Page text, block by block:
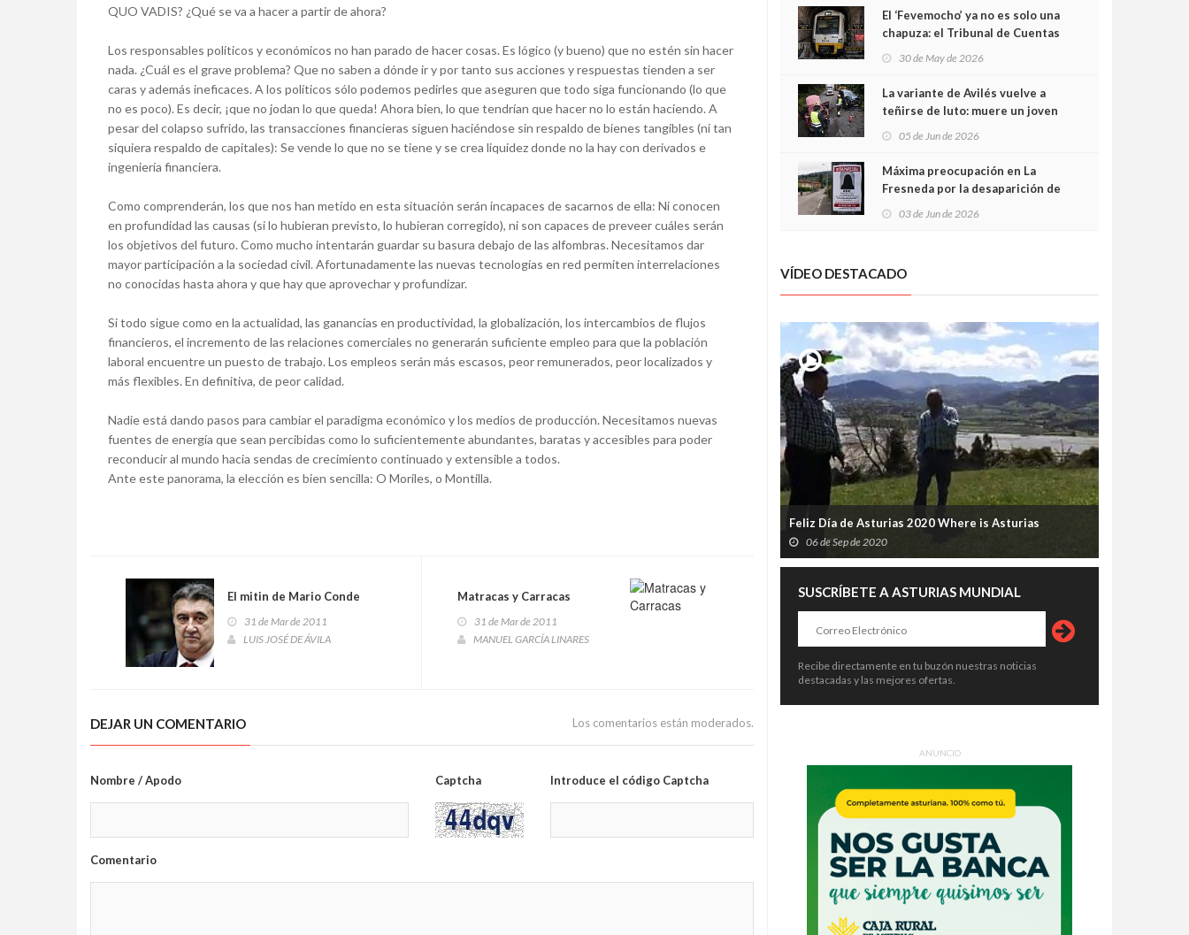
QUO VADIS? ¿Qué se va a hacer a partir de ahora?
Los responsables políticos y económicos no han parado de hacer cosas. Es lógico (y bueno) que no estén sin hacer
nada. ¿Cuál es el grave problema? Que no saben a dónde ir y por tanto sus acciones y respuestas tienden a ser
caras y además ineficaces. A los políticos sólo podemos pedirles que aseguren que todo siga funcionando (lo que
no es poco). Es decir, ¡que no jodan lo que queda! Ahora bien, lo que tendrían que hacer no lo están haciendo. A
pesar del colapso sufrido, las transacciones financieras siguen haciéndose sin respaldo de bienes tangibles (ni tan
siquiera respaldo de capitales): Se vende lo que no se tiene y se crea liquidez donde no la hay con derivados e
ingeniería financiera.
Como comprenderán, los que nos han metido en esta situación serán incapaces de sacarnos de ella: Ni conocen
en profundidad las causas (si lo hubieran previsto, lo hubieran corregido), ni son capaces de preveer cuáles serán
los objetivos del futuro. Como mucho intentarán guardar su basura debajo de las alfombras. Necesitamos dar
mayor participación a la sociedad civil. Afortunadamente las nuevas tecnologías en red permiten interrelaciones
no conocidas hasta ahora y que hay que aprovechar y profundizar.
Si todo sigue como en la actualidad, las ganancias en productividad, la globalización, los intercambios de flujos
financieros, el incremento de las relaciones comerciales no generarán suficiente empleo para que la población
laboral encuentre un puesto de trabajo. Los empleos serán más escasos, peor remunerados, peor localizados y
más flexibles. En definitiva, de peor calidad.
Nadie está dando pasos para cambiar el paradigma económico y los medios de producción. Necesitamos nuevas
fuentes de energía que sean percibidas como lo suficientemente abundantes, baratas y accesibles para poder
reconducir al mundo hacia sendas de crecimiento continuado y extensible a todos.
Ante este panorama, la elección es bien sencilla: O Moriles, o Montilla.
El mitin de Mario Conde
31 de Mar de 2011
LUIS JOSÉ DE ÁVILA
Matracas y Carracas
31 de Mar de 2011
MANUEL GARCÍA LINARES
DEJAR UN COMENTARIO Los comentarios están moderados.
Nombre / Apodo Captcha Introduce el código Captcha
Comentario
El ‘Fevemocho’ ya no es solo una
chapuza: el Tribunal de Cuentas
sobrecoste de los trenes que no
cabían por los túneles
30 de May de 2026
La variante de Avilés vuelve a
teñirse de luto: muere un joven
05 de Jun de 2026
Máxima preocupación en La
Fresneda por la desaparición de
03 de Jun de 2026
VÍDEO DESTACADO
Feliz Día de Asturias 2020 Where is Asturias
06 de Sep de 2020
SUSCRÍBETE A ASTURIAS MUNDIAL
Recibe directamente en tu buzón nuestras noticias
destacadas y las mejores ofertas.
ANUNCIO